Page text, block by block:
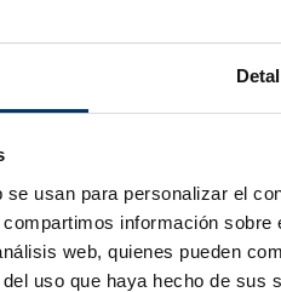
usan para personalizar el
información
web, quienes pueden
uso que haya hecho de sus
respondre tots
així que sigui
a consultar les